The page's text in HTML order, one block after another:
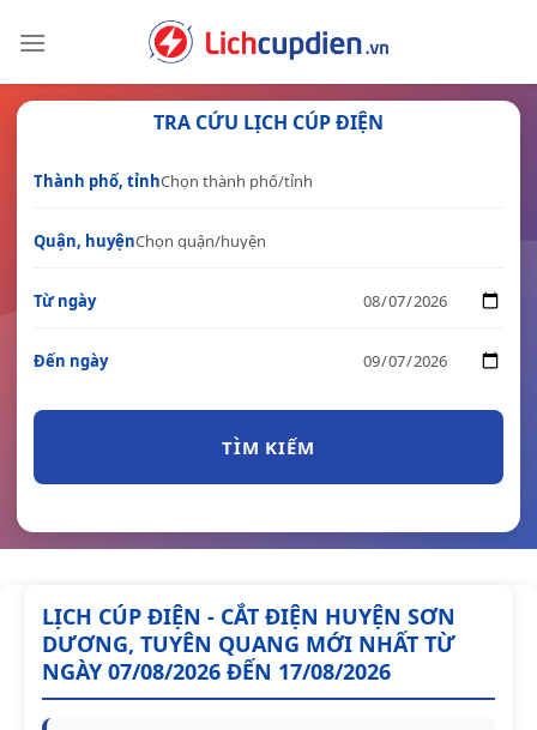
TRA CỨU LỊCH CÚP ĐIỆN
Thành phố, tỉnh
Quận, huyện
Từ ngày
Đến ngày
TÌM KIẾM
LỊCH CÚP ĐIỆN - CẮT ĐIỆN HUYỆN SƠN
DƯƠNG, TUYÊN QUANG MỚI NHẤT TỪ
NGÀY 07/08/2026 ĐẾN 17/08/2026